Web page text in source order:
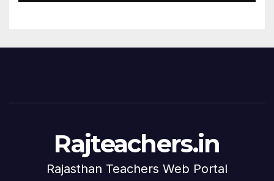
Rajteachers.in
Rajasthan Teachers Web Portal